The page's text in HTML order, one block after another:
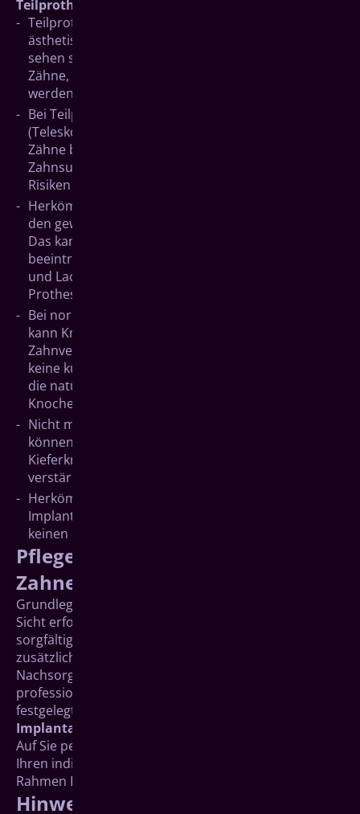
Teilprothesen
Teilprothesen mit Klammer-Konstruktionen sind
ästhetisch unbefriedigend, weil die Klammern zu
sehen sein könnten. Weiterhin können natürliche
Zähne, die zum Tragen der Prothese benötigt
werden, geschädigt oder überlastet werden.
Bei Teilprothesentypen mit Überkronungen
(Teleskopprothesen, usw.) müssen natürliche
Zähne beschliffen werden. Das kann gesunde
Zahnsubstanz schädigen und birgt eventuelle
Risiken für die Pfeilerzähne.
Herkömmliche Vollprothesen bieten nicht immer
den gewünschten Halt, vor allem im Unterkiefer.
Das kann die Kaufunktion mindern, die Sprache
beeinträchtigen und Unsicherheiten beim Reden
und Lachen hervorrufen. Implantatgetragene
Prothesen bieten festen Halt.
Bei normalen schleimhautgetragenen Prothesen
kann Knochenschwund fortschreiten, der bei
Zahnverlust natürlicherweise einsetzt. Weil hier
keine künstlichen Wurzeln eingefügt werden, fehlen
die natürlichen Belastungsreize für den
Knochenerhalt.
Nicht mehr korrekt sitzende Zahnprothesen
können Druck auf manche Stellen des
Kieferknochens ausüben und den Knochenaubbau
verstärken.
Herkömmliche Prothesen sind kostengünstiger als
Implantate, weniger aufwändig und benötigen
keinen operativen Eingriff.
Pflege des implantgetragenen
Zahnersatzes
Grundlegende Voraussetzungen für eine auf lange
Sicht erfolgreiche Implantatbehandlung sind eine
sorgfältige eigene Mundhygiene mit Zahnbürste und
zusätzlichen Pflegemittlen sowie die zahnärztliche
Nachsorge mit Implantatkontrollen und
professionelle Zahnreinigungen in individuell
festgelegten Zeitabständen.
Implantatpflege
Auf Sie persönlich abgestimmte Pflegehinweise und
Ihren individuellen Nachsorgeplan erhalten Sie im
Rahmen Ihrer Implantatbehandlung in unserer Praxis.
Hinweise vor/nach der